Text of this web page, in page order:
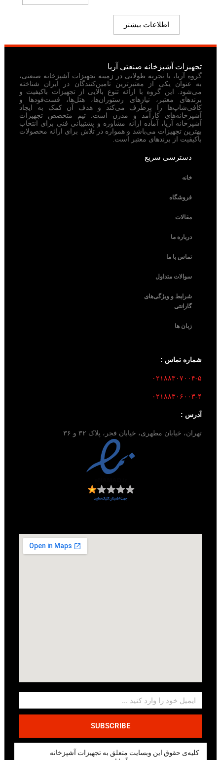
اطلاعات بیشتر
تجهیزات آشپزخانه صنعتی آریا
گروه آریا، با تجربه طولانی در زمینه تجهیزات آشپزخانه صنعتی،
به عنوان یکی از معتبرترین تامین‌کنندگان در ایران شناخته
می‌شود. این گروه با ارائه تنوع بالایی از تجهیزات باکیفیت و
برندهای معتبر، نیازهای رستوران‌ها، هتل‌ها، فست‌فودها و
کافی‌شاپ‌ها را برطرف می‌کند و هدف آن کمک به ایجاد
آشپزخانه‌های کارآمد و مدرن است. تیم متخصص تجهیزات
آشپزخانه آریا، آماده ارائه مشاوره و پشتیبانی فنی برای انتخاب
بهترین تجهیزات می‌باشد و همواره در تلاش برای ارائه محصولات
باکیفیت از برندهای معتبر است.
دسترسی سریع
خانه
فروشگاه
مقالات
درباره ما
تماس با ما
سوالات متداول
شرایط و ویژگی‌های
گارانتی
زبان ها
شماره تماس :
۰۲۱۸۸۳۰۷۰۰۴-۵
۰۲۱۸۸۳۰۶۰۰۳-۴
آدرس :
تهران، خیابان مطهری، خیابان فجر، پلاک ۳۲ و ۳۶
SUBSCRIBE
کلیه‌ی حقوق این وبسایت متعلق به تجهیزات آشپزخانه